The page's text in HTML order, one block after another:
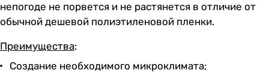
непогоде не порвется и не растянется в отличие от
обычной дешевой полиэтиленовой пленки.
Преимущества:
Создание необходимого микроклимата;